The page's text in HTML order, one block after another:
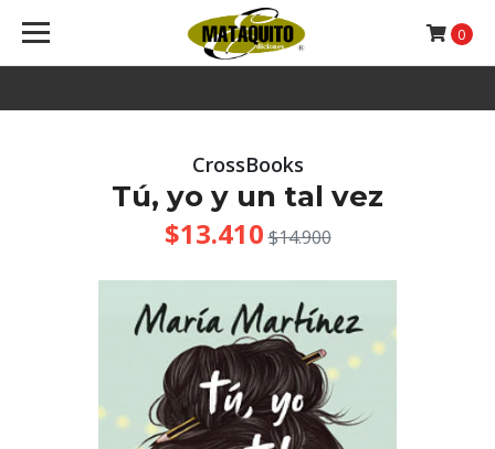
0
CrossBooks
Tú, yo y un tal vez
$13.410 $14.900